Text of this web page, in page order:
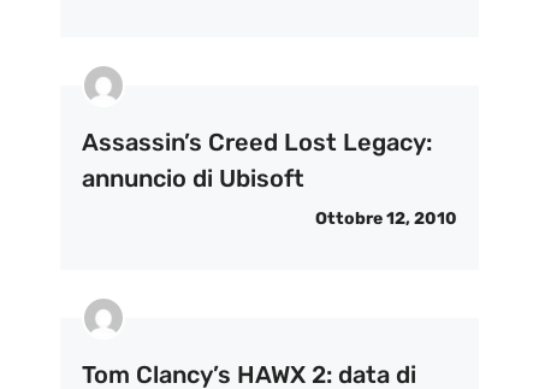
Assassin’s Creed Lost Legacy:
annuncio di Ubisoft
Ottobre 12, 2010
Tom Clancy’s HAWX 2: data di